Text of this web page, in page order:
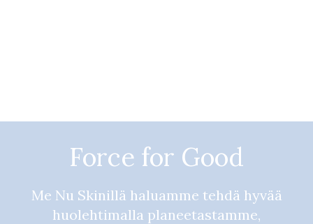
Force for Good
Me Nu Skinillä haluamme tehdä hyvää
huolehtimalla planeetastamme,